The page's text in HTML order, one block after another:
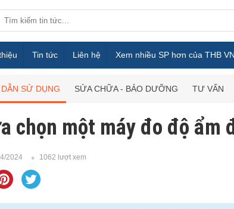
Tin tức Liên hệ Xem nhiều SP hơn của THB
SỬ DỤNG SỬA CHỮA - BẢO DƯỠNG TƯ VẤN
chọn một máy đo độ ẩm
2024 1062 lượt xem